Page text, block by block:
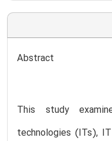
Abstract
This study
technologies (ITs),